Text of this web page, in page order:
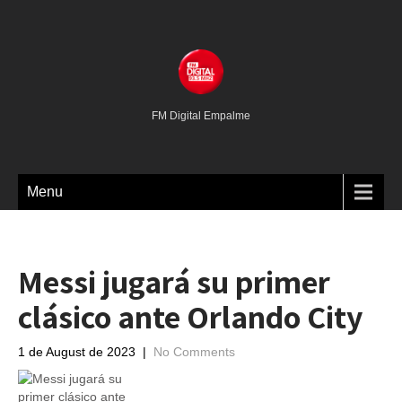
FM Digital Empalme
Menu
Messi jugará su primer
clásico ante Orlando City
1 de August de 2023 | No Comments